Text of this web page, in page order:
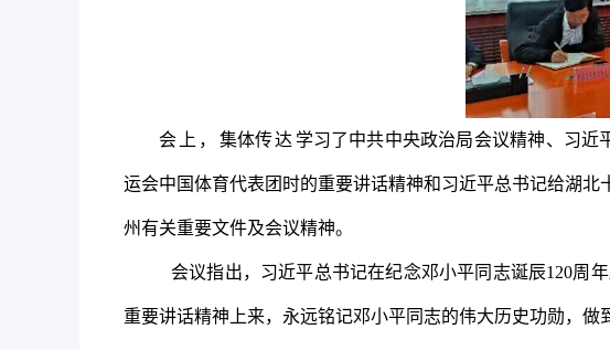
会上， 集体传达 学习了中共中央政治局会议精神、 习近
运会中国体育代表团时的重要讲话精神和习近平总书记给湖北
州有关重要文件及会议精神。
会议指出， 习近平总书记在纪念邓小平同志诞辰120周
重要讲话精神上来，永远铭记邓小平同志的伟大历史功勋，